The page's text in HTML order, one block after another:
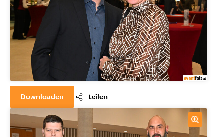
Downloaden teilen